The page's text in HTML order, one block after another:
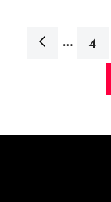
Navigation
… 4